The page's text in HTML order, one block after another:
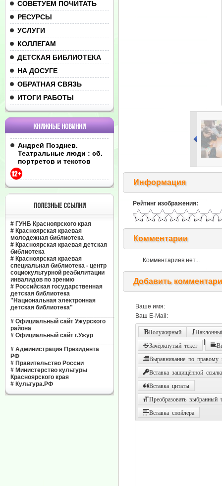
СОВЕТУЕМ ПОЧИТАТЬ
РЕСУРСЫ
УСЛУГИ
КОЛЛЕГАМ
ДЕТСКАЯ БИБЛИОТЕКА
НА ДОСУГЕ
ОБРАТНАЯ СВЯЗЬ
ИТОГИ РАБОТЫ
КНИЖНЫЕ НОВИНКИ
Андрей Позднев.
Театральные люди : сб.
портретов и текстов
ПОЛЕЗНЫЕ ССЫЛКИ
# ГУНБ Красноярского края
# Красноярская краевая
молодежная библиотека
# Красноярская краевая детская
библиотека
# Красноярская краевая
специальная библиотека - центр
социокультурной реабилитации
инвалидов по зрению
# Российская государственная
детская библиотека
"Национальная электронная
детская библиотека"
# Официальный сайт Ужурского
района
# Официальный сайт г.Ужур
# Администрация Президента
РФ
# Правительство России
# Министерство культуры
Красноярского края
# Культура.РФ
Информация
Рейтинг изображения:
Комментарии
Комментариев нет...
Добавить
Ваше имя:
Ваш E-Mail:
Полужирный
Зачёркнутый текст
Выравнивание по правому
Вставка защищённой
Вставка цитаты
Преобразовать выбранный
Вставка спойлера